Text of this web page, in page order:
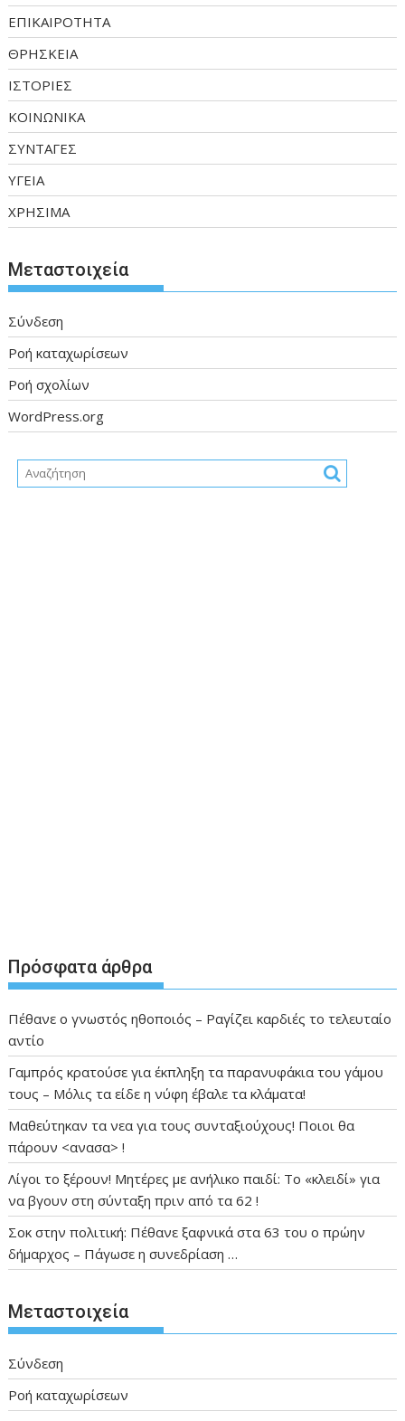
ΕΠΙΚΑΙΡΟΤΗΤΑ
ΘΡΗΣΚΕΙΑ
ΙΣΤΟΡΙΕΣ
ΚΟΙΝΩΝΙΚΑ
ΣΥΝΤΑΓΕΣ
ΥΓΕΙΑ
ΧΡΗΣΙΜΑ
Μεταστοιχεία
Σύνδεση
Ροή καταχωρίσεων
Ροή σχολίων
WordPress.org
Πρόσφατα άρθρα
Πέθανε ο γνωστός ηθοποιός – Ραγίζει καρδιές το τελευταίο
αντίο
Γαμπρός κρατούσε για έκπληξη τα παρανυφάκια του γάμου
τους – Μόλις τα είδε η νύφη έβαλε τα κλάματα!
Μαθεύτηκαν τα νεα για τους συνταξιούχους! Ποιοι θα
πάρουν <ανασα> !
Λίγοι το ξέρουν! Μητέρες με ανήλικο παιδί: Το «κλειδί» για
να βγουν στη σύνταξη πριν από τα 62 !
Σοκ στην πολιτική: Πέθανε ξαφνικά στα 63 του ο πρώην
δήμαρχος – Πάγωσε η συνεδρίαση …
Μεταστοιχεία
Σύνδεση
Ροή καταχωρίσεων